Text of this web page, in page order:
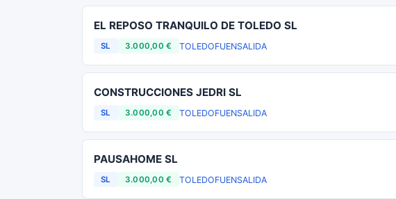
EL REPOSO TRANQUILO DE TOLEDO SL
SL 3.000,00 € TOLEDOFUENSALIDA
CONSTRUCCIONES JEDRI SL
SL 3.000,00 € TOLEDOFUENSALIDA
PAUSAHOME SL
SL 3.000,00 € TOLEDOFUENSALIDA